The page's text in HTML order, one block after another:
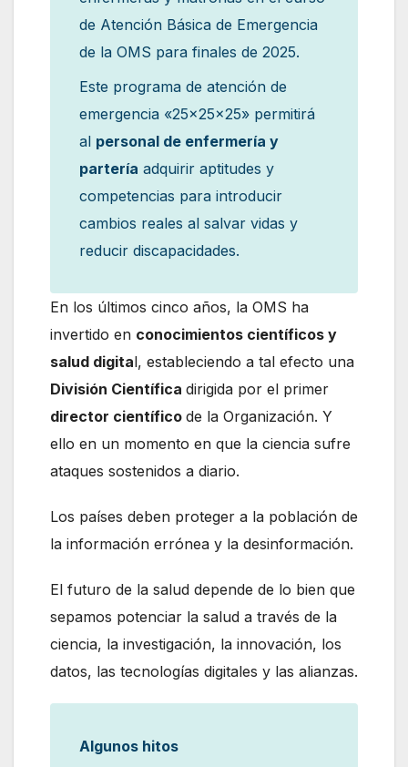
de Atención Básica de Emergencia
de la OMS para finales de 2025.
Este programa de atención de
emergencia «25x25x25» permitirá
al personal de enfermería y
partería adquirir aptitudes y
competencias para introducir
cambios reales al salvar vidas y
reducir discapacidades.
En los últimos cinco años, la OMS ha
invertido en conocimientos científicos y
salud digital, estableciendo a tal efecto una
División Científica dirigida por el primer
director científico de la Organización. Y
ello en un momento en que la ciencia sufre
ataques sostenidos a diario.
Los países deben proteger a la población de
la información errónea y la desinformación.
El futuro de la salud depende de lo bien que
sepamos potenciar la salud a través de la
ciencia, la investigación, la innovación, los
datos, las tecnologías digitales y las alianzas.
Algunos hitos